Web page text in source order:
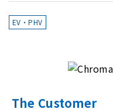
EV・PHV
The Customer